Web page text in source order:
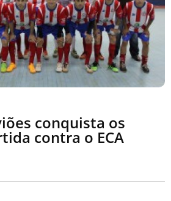
conquista os
contra o ECA